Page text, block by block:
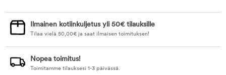
Ilmainen kotiinkuljetus yli 50€ tilauksille
Tilaa vielä 50,00€ ja saat ilmaisen toimituksen!
Nopea toimitus!
Toimitamme tilauksesi 1-3 päivässä.